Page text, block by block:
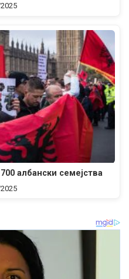
албански семејства